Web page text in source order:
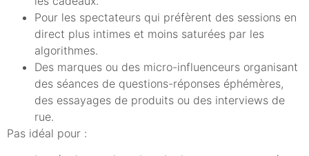
Pour les spectateurs qui préfèrent des sessions en
direct plus intimes et moins saturées par les
algorithmes.
Des marques ou des micro-influenceurs organisant
des séances de questions-réponses éphémères,
des essayages de produits ou des interviews de
rue.
Pas idéal pour :